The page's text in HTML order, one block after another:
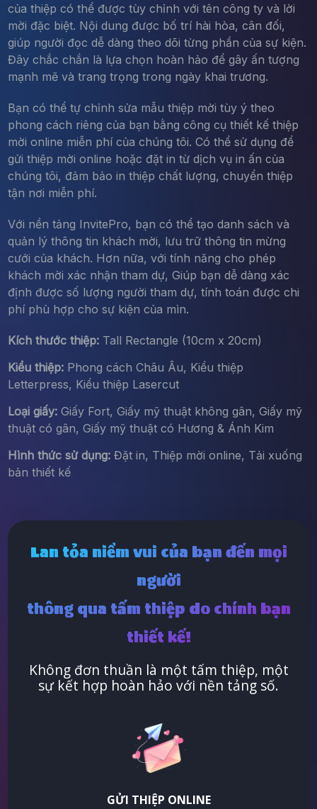
của thiệp có thể được tùy chỉnh với tên công ty và lời
mời đặc biệt. Nội dung được bố trí hài hòa, cân đối,
giúp người đọc dễ dàng theo dõi từng phần của sự kiện.
Đây chắc chắn là lựa chọn hoàn hảo để gây ấn tượng
mạnh mẽ và trang trọng trong ngày khai trương.
Bạn có thể tự chỉnh sửa mẫu thiệp mời tùy ý theo
phong cách riêng của bạn bằng công cụ thiết kế thiệp
mời online miễn phí của chúng tôi. Có thể sử dụng để
gửi thiệp mời online hoặc đặt in từ dịch vụ in ấn của
chúng tôi, đảm bảo in thiệp chất lượng, chuyển thiệp
tận nơi miễn phí.
Với nền tảng InvitePro, bạn có thể tạo danh sách và
quản lý thông tin khách mời, lưu trữ thông tin mừng
cưới của khách. Hơn nữa, với tính năng cho phép
khách mời xác nhận tham dự, Giúp bạn dễ dàng xác
định được số lượng người tham dự, tính toán được chi
phí phù hợp cho sự kiện của mìn.
Kích thước thiệp:Tall Rectangle (10cm x 20cm)
Kiểu thiệp:Phong cách Châu Âu, Kiểu thiệp
Letterpress, Kiểu thiệp Lasercut
Loại giấy:Giấy Fort, Giấy mỹ thuật không gân, Giấy mỹ
thuật có gân, Giấy mỹ thuật có Hương & Ánh Kim
Hình thức sử dụng:Đặt in, Thiệp mời online, Tải xuống
bản thiết kế
Lan tỏa niềm vui của bạn đến mọi
người
thông qua tấm thiệp do chính bạn
thiết kế!
Không đơn thuần là một tấm thiệp, một
sự kết hợp hoàn hảo với nền tảng số.
GỬI THIỆP ONLINE